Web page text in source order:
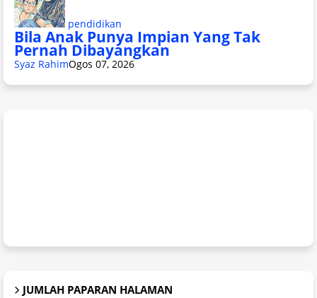
pendidikan
Bila Anak Punya Impian Yang Tak
Pernah Dibayangkan
Syaz RahimOgos 07, 2026
JUMLAH PAPARAN HALAMAN